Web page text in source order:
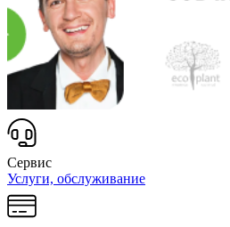
Сервис
Услуги, обслуживание